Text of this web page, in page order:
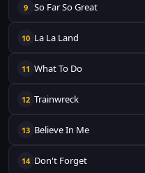
9 So Far So Great
10 La La Land
11 What To Do
12 Trainwreck
13 Believe In Me
14 Don't Forget